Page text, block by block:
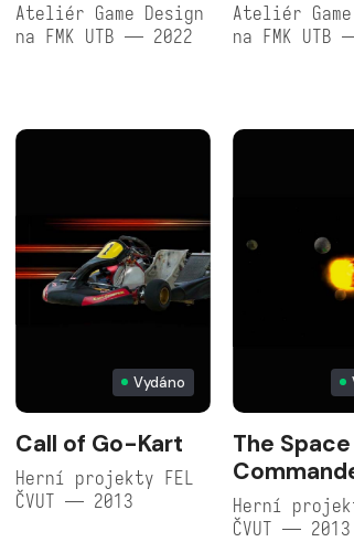
Ateliér Game Design
na FMK UTB — 2022
Ateliér
na FMK UTB
Vydáno
Call of Go-Kart
Herní projekty FEL
ČVUT — 2013
The Space
Herní
ČVUT — 2013